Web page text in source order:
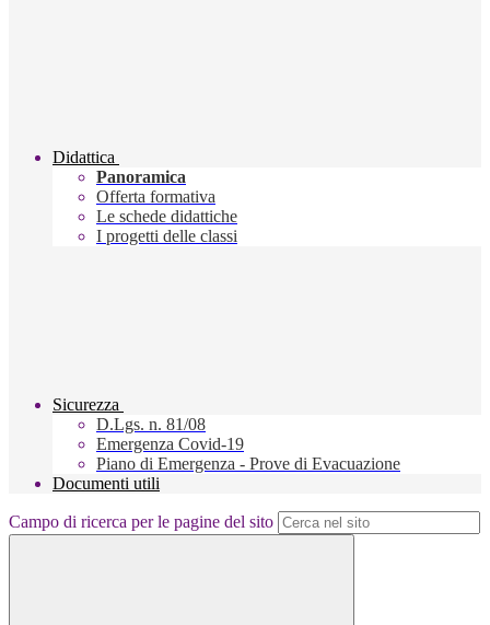
Didattica
Panoramica
Offerta formativa
Le schede didattiche
I progetti delle classi
Sicurezza
D.Lgs. n. 81/08
Emergenza Covid-19
Piano di Emergenza - Prove di Evacuazione
Documenti utili
Campo di ricerca per le pagine del sito